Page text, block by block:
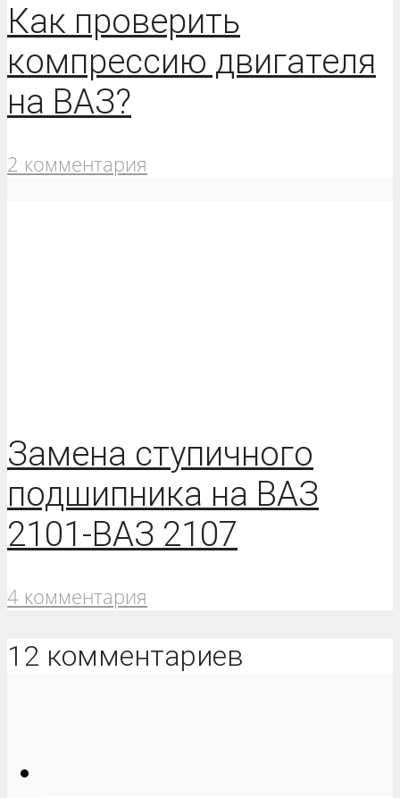
Как проверить
компрессию двигателя
на ВАЗ?
2 комментария
Замена ступичного
подшипника на ВАЗ
2101-ВАЗ 2107
4 комментария
12 комментариев